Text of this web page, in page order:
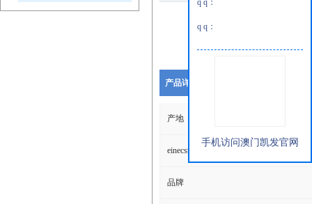
产品详细说明
产地
einecs编号
品牌
q q：
q q：
手机访问澳门凯发官网